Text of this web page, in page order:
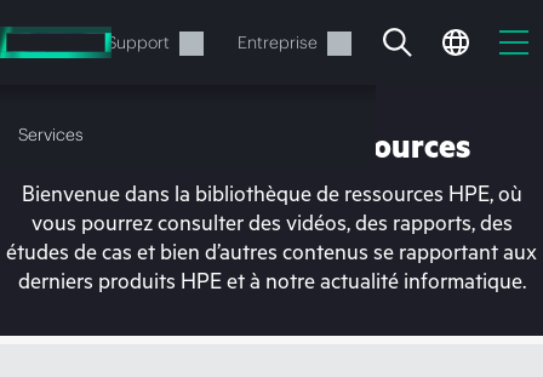
au
contenu
Support Entreprise
Services
Votre panier est
Bibliothèque de ressources
Bienvenue dans la bibliothèque de ressources HPE, où
vous pourrez consulter des vidéos, des rapports, des
études de cas et bien d’autres contenus se rapportant aux
derniers produits HPE et à notre actualité informatique.